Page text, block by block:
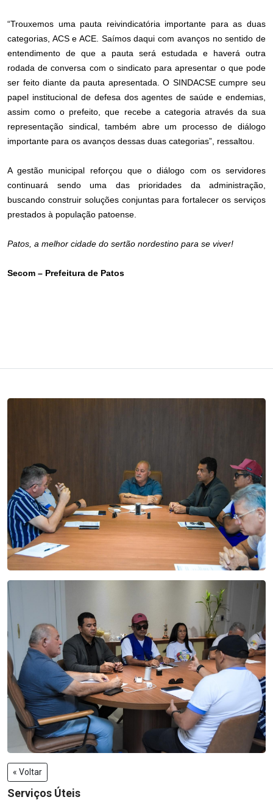
“Trouxemos uma pauta reivindicatória importante para as duas
categorias, ACS e ACE. Saímos daqui com avanços no sentido de
entendimento de que a pauta será estudada e haverá outra
rodada de conversa com o sindicato para apresentar o que pode
ser feito diante da pauta apresentada. O SINDACSE cumpre seu
papel institucional de defesa dos agentes de saúde e endemias,
assim como o prefeito, que recebe a categoria através da sua
representação sindical, também abre um processo de diálogo
importante para os avanços dessas duas categorias”, ressaltou.
A gestão municipal reforçou que o diálogo com os servidores
continuará sendo uma das prioridades da administração,
buscando construir soluções conjuntas para fortalecer os serviços
prestados à população patoense.
Patos, a melhor cidade do sertão nordestino para se viver!
Secom – Prefeitura de Patos
« Voltar
Serviços Úteis